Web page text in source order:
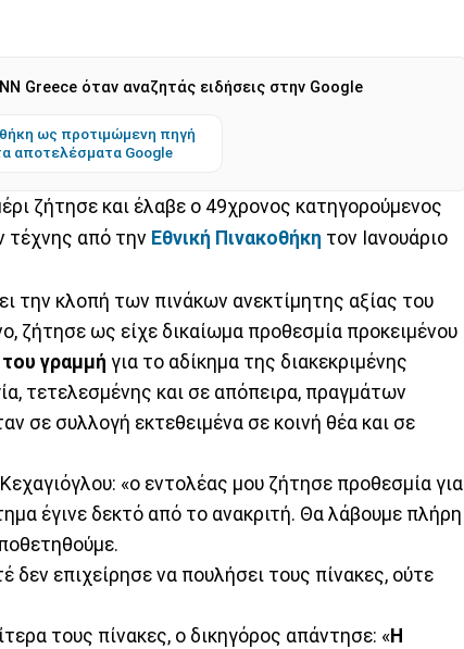
Greece όταν αναζητάς ειδήσεις στην Google
ως προτιμώμενη πηγή
αποτελέσματα Google
ζήτησε και έλαβε ο 49χρονος κατηγορούμενος
τέχνης από την Εθνική Πινακοθήκη τον Ιανουάριο
την κλοπή των πινάκων ανεκτίμητης αξίας του
ζήτησε ως είχε δικαίωμα προθεσμία προκειμένου
γραμμή για το αδίκημα της διακεκριμένης
τετελεσμένης και σε απόπειρα, πραγμάτων
σε συλλογή εκτεθειμένα σε κοινή θέα και σε
«ο εντολέας μου ζήτησε προθεσμία για
έγινε δεκτό από το ανακριτή. Θα λάβουμε πλήρη
επιχείρησε να πουλήσει τους πίνακες, ούτε
τους πίνακες, ο δικηγόρος απάντησε: «Η